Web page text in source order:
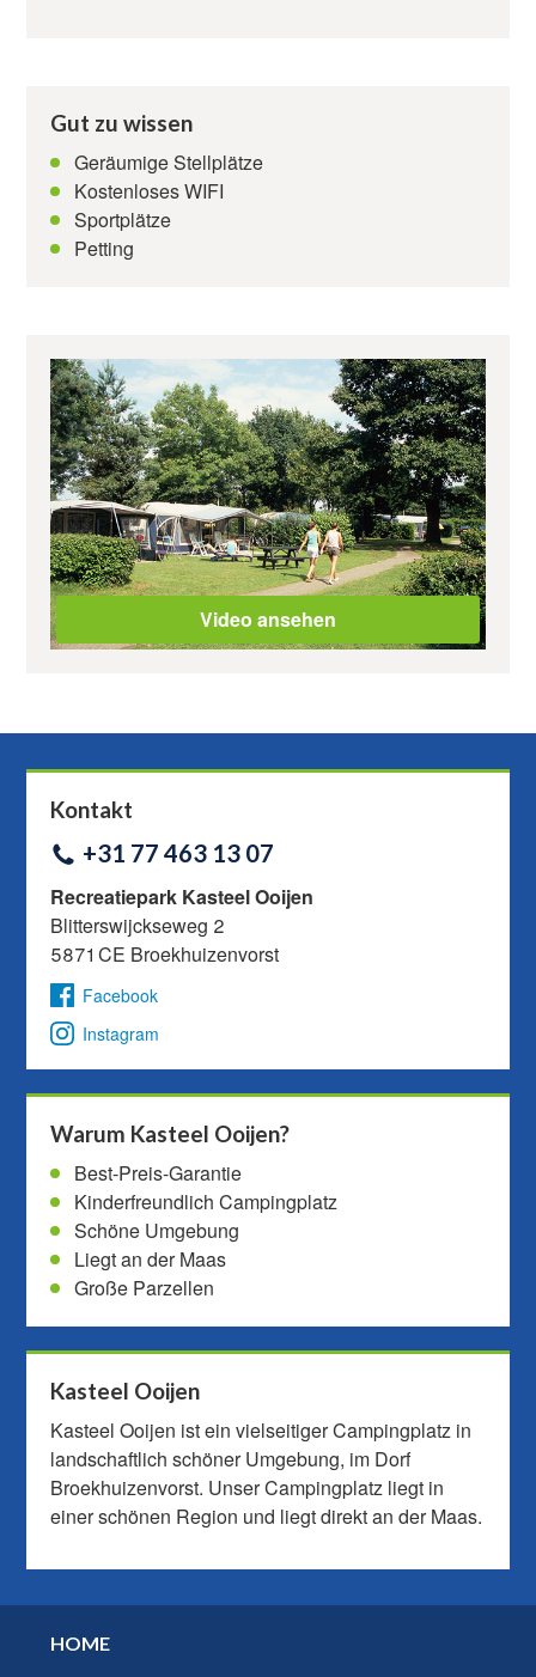
Gut zu wissen
Geräumige Stellplätze
Kostenloses WIFI
Sportplätze
Petting
Video ansehen
Kontakt
+31 77 463 13 07
Recreatiepark Kasteel Ooijen
Blitterswijckseweg 2
5871 CE Broekhuizenvorst
Facebook
Instagram
Warum Kasteel Ooijen?
Best-Preis-Garantie
Kinderfreundlich Campingplatz
Schöne Umgebung
Liegt an der Maas
Große Parzellen
Kasteel Ooijen
Kasteel Ooijen ist ein vielseitiger Campingplatz in
landschaftlich schöner Umgebung, im Dorf
Broekhuizenvorst. Unser Campingplatz liegt in
einer schönen Region und liegt direkt an der Maas.
HOME